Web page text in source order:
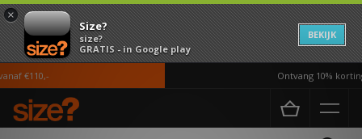
×
Size?
size?
GRATIS - in Google play
BEKIJK
€110,- Ontvang 10%
Home Heren